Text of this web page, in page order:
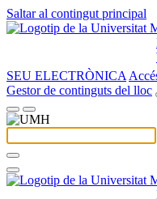
Saltar al contingut principal
SEU ELECTRÒNICA
Gestor de continguts del lloc